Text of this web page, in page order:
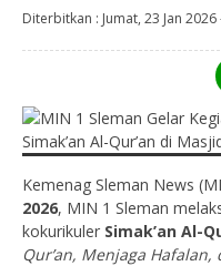
Diterbitkan : Jumat, 23 Jan 2026
Kemenag Sleman News
2026, MIN 1 Sleman
kokurikuler Simak’an Al-
Qur’an, Menjaga